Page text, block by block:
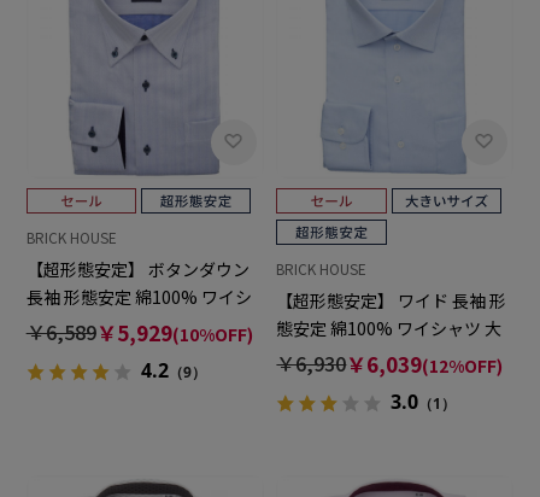
BRICK HOUSE
【超形態安定】 ボタンダウン
長袖 形態安定 綿100% ワイシ
ャツ
￥6,589￥5,929(10%OFF)
4.2（9）
BRICK HOUSE
【超形態安定】 ワイド 長袖 形
態安定 綿100% ワイシャツ 大
きいサイズ
￥6,930￥6,039(12%OFF)
3.0 （1）